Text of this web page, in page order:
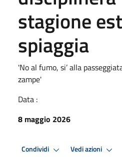
stagione
spiaggia
'No al fumo, si’ alla
zampe'
Data :
8 maggio 2026
Condividi Vedi azioni